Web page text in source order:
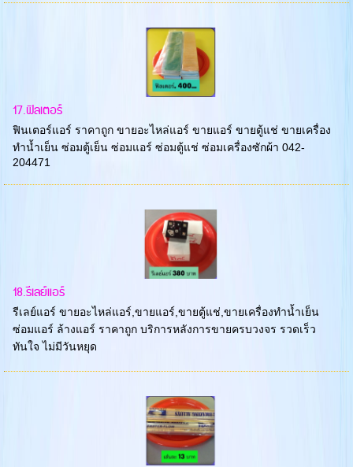
17.ฟิลเตอร์
ฟินเตอร์แอร์ ราคาถูก ขายอะไหล่แอร์ ขายแอร์ ขายตู้แช่ ขายเครื่อง
ทำน้ำเย็น ซ่อมตู้เย็น ซ่อมแอร์ ซ่อมตู้แช่ ซ่อมเครื่องซักผ้า 042-
204471
18.รีเลย์แอร์
รีเลย์แอร์ ขายอะไหล่แอร์,ขายแอร์,ขายตู้แช่,ขายเครื่องทำน้ำเย็น
ซ่อมแอร์ ล้างแอร์ ราคาถูก บริการหลังการขายครบวงจร รวดเร็ว
ทันใจ ไม่มีวันหยุด